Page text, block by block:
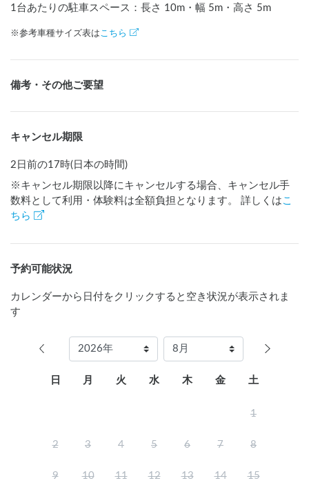
1台あたりの駐車スペース：長さ 10m ・幅 5m ・高さ 5m
※参考車種サイズ表は こちら
備考・その他ご要望
キャンセル期限
2日前の17時(日本の時間)
※キャンセル期限以降にキャンセルする場合、キャンセル手
数料として利用・体験料は全額負担となります。 詳しくは こ
ちら
予約可能状況
カレンダーから日付をクリックすると空き状況が表示されま
す
日 月 火 水 木 金 土
1
2 3 4 5 6 7 8
9 10 11 12 13 14 15